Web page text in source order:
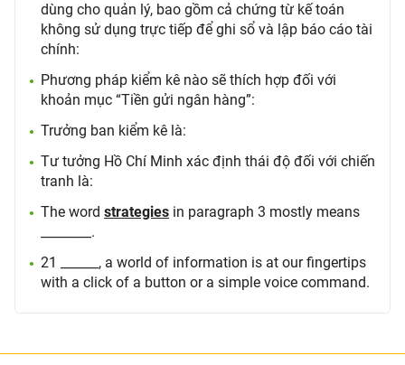
dùng cho quản lý, bao gồm cả chứng từ kế toán
không sử dụng trực tiếp để ghi sổ và lập báo cáo tài
chính:
Phương pháp kiểm kê nào sẽ thích hợp đối với
khoản mục “Tiền gửi ngân hàng”:
Trưởng ban kiểm kê là:
Tư tưởng Hồ Chí Minh xác định thái độ đối với chiến
tranh là:
The word strategies in paragraph 3 mostly means
________.
21 ______, a world of information is at our fingertips
with a click of a button or a simple voice command.